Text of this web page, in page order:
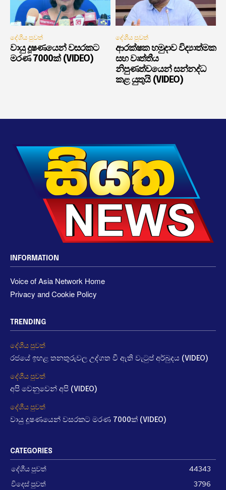
දේශීය පුවත්
වායු දූෂණයෙන් වසරකට
මරණ 7000ක් (VIDEO)
දේශීය පුවත්
ආරක්ෂක හමුදාව විද්‍යාත්මක
සහ වෘත්තීය
නිපුණත්වයෙන් සන්නද්ධ
කළ යුතුයි (VIDEO)
INFORMATION
Voice of Asia Network Home
Privacy and Cookie Policy
TRENDING
දේශීය පුවත්
රජයේ ඉහළ තනතුරුවල උද්ගත වී ඇති වැටුප් අර්බුදය (VIDEO)
දේශීය පුවත්
අපි වෙනුවෙන් අපි (VIDEO)
දේශීය පුවත්
වායු දූෂණයෙන් වසරකට මරණ 7000ක් (VIDEO)
CATEGORIES
දේශීය පුවත්
44343
විදෙස් පුවත්
3796